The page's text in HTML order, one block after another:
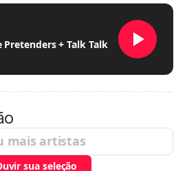
+ Talk Talk
sua seleção